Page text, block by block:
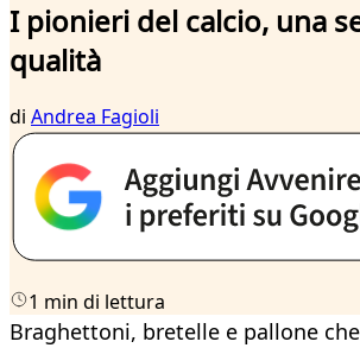
I pionieri del calcio, una
qualità
di Andrea Fagioli
1 min di lettura
Braghettoni, bretelle e pallone